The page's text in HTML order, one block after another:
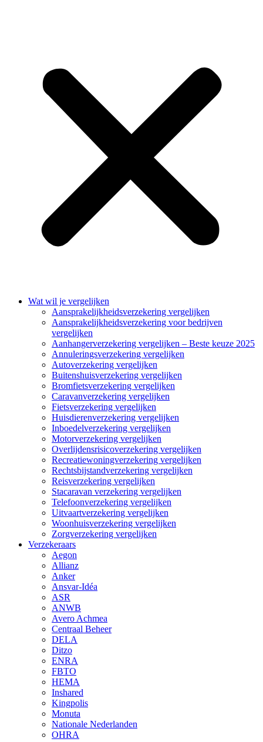
Wat wil je vergelijken
Aansprakelijkheidsverzekering vergelijken
Aansprakelijkheidsverzekering voor bedrijven
vergelijken
Aanhangerverzekering vergelijken – Beste keuze 2025
Annuleringsverzekering vergelijken
Autoverzekering vergelijken
Buitenshuisverzekering vergelijken
Bromfietsverzekering vergelijken
Caravanverzekering vergelijken
Fietsverzekering vergelijken
Huisdierenverzekering vergelijken
Inboedelverzekering vergelijken
Motorverzekering vergelijken
Overlijdensrisicoverzekering vergelijken
Recreatiewoningverzekering vergelijken
Rechtsbijstandverzekering vergelijken
Reisverzekering vergelijken
Stacaravan verzekering vergelijken
Telefoonverzekering vergelijken
Uitvaartverzekering vergelijken
Woonhuisverzekering vergelijken
Zorgverzekering vergelijken
Verzekeraars
Aegon
Allianz
Anker
Ansvar-Idéa
ASR
ANWB
Avero Achmea
Centraal Beheer
DELA
Ditzo
ENRA
FBTO
HEMA
Inshared
Kingpolis
Monuta
Nationale Nederlanden
OHRA